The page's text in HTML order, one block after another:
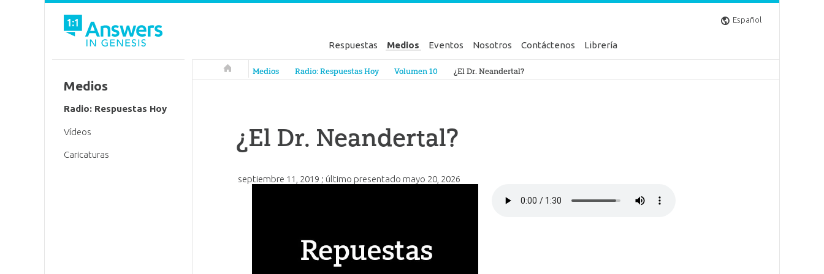
Español
Respuestas Medios Eventos Nosotros Contáctenos Librería
Respuestas en Génesis
Medios Radio: Respuestas Hoy Volumen 10 ¿El Dr. Neandertal?
¿El Dr. Neandertal?
septiembre 11, 2019 ; último presentado mayo 20, 2026
Medios
Radio: Respuestas Hoy
Vídeos
Caricaturas